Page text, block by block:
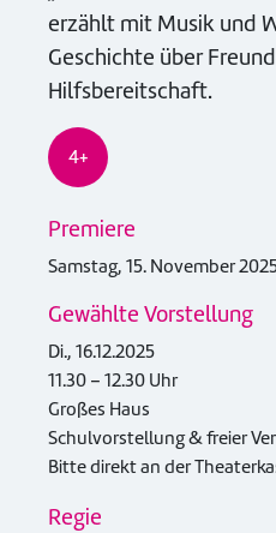
erzählt mit Musik und
Geschichte über
Hilfsbereitschaft.
4+
Premiere
Samstag, 15. November
Gewählte Vorstellung
Di., 16.12.2025
11.30 – 12.30 Uhr
Großes Haus
Schulvorstellung & freier
Bitte direkt an der
Regie